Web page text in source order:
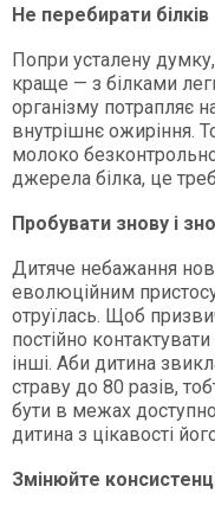
Не перебирати білків
Попри усталену
краще — з білками
організму потрапляє
внутрішнє ожиріння.
молоко
джерела білка, це
Пробувати знову і
Дитяче небажання
еволюційним
отруїлась. Щоб
постійно
інші. Аби дитина
страву до 80 разів,
бути в межах
дитина з цікавості
Змінюйте